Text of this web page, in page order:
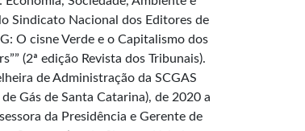
Sindicato Nacional dos Editores de
O cisne Verde e o Capitalismo dos
(2ª edição Revista dos Tribunais).
de Administração da SCGAS
Gás de Santa Catarina), de 2020 a
da Presidência e Gerente de